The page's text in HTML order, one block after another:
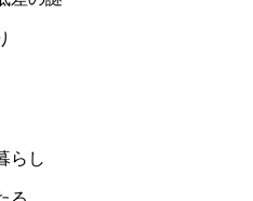
らし